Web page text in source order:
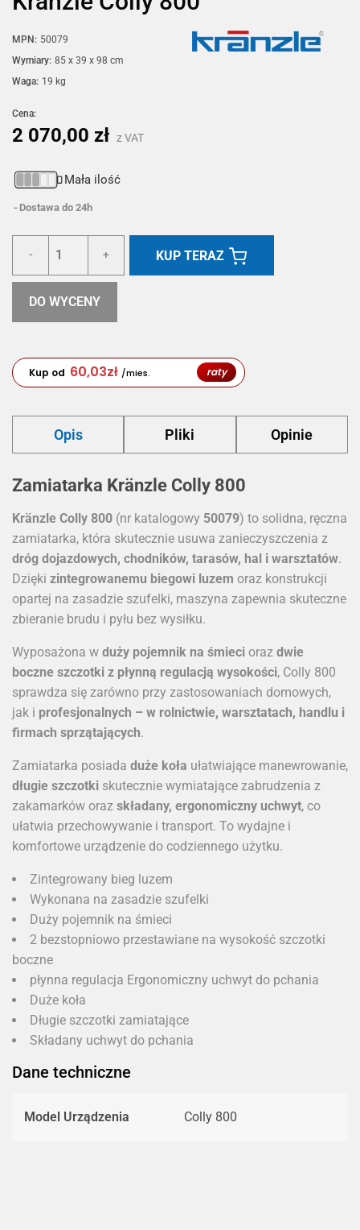
MPN: 50079
Wymiary: 85 x 39 x 98 cm
Waga: 19 kg
Cena:
2 070,00 zł z VAT
Mała ilość
Dostawa do 24h
- + KUP TERAZ
DO WYCENY
Kup od 60,03zł /mies. raty
Opis Pliki Opinie
Zamiatarka Kränzle Colly 800
Kränzle Colly 800 (nr katalogowy 50079) to solidna, ręczna
zamiatarka, która skutecznie usuwa zanieczyszczenia z
dróg dojazdowych, chodników, tarasów, hal i warsztatów.
Dzięki zintegrowanemu biegowi luzem oraz konstrukcji
opartej na zasadzie szufelki, maszyna zapewnia skuteczne
zbieranie brudu i pyłu bez wysiłku.
Wyposażona w duży pojemnik na śmieci oraz dwie
boczne szczotki z płynną regulacją wysokości, Colly 800
sprawdza się zarówno przy zastosowaniach domowych,
jak i profesjonalnych – w rolnictwie, warsztatach, handlu i
firmach sprzątających.
Zamiatarka posiada duże koła ułatwiające manewrowanie,
długie szczotki skutecznie wymiatające zabrudzenia z
zakamarków oraz składany, ergonomiczny uchwyt, co
ułatwia przechowywanie i transport. To wydajne i
komfortowe urządzenie do codziennego użytku.
Zintegrowany bieg luzem
Wykonana na zasadzie szufelki
Duży pojemnik na śmieci
2 bezstopniowo przestawiane na wysokość szczotki
boczne
płynna regulacja Ergonomiczny uchwyt do pchania
Duże koła
Długie szczotki zamiatające
Składany uchwyt do pchania
Dane techniczne
Model Urządzenia Colly 800